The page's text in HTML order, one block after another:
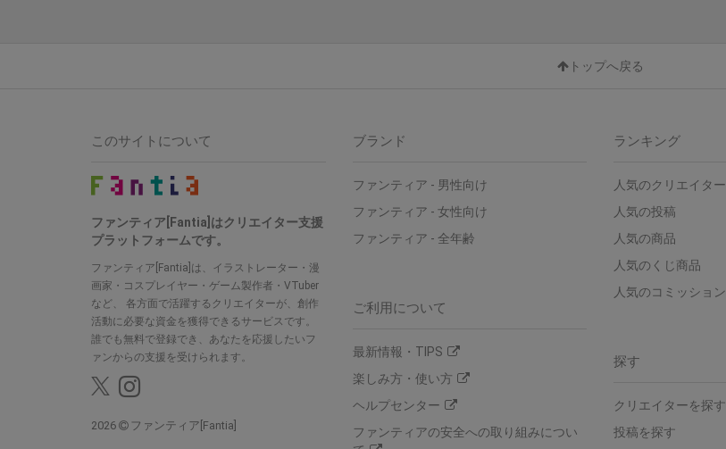
トップへ戻る
ブランド
ファンティア - 男性向け
ファンティア - 女性向け
ファンティア - 全年齢
ご利用について
最新情報・TIPS
楽しみ方・使い方
ヘルプセンター
ファンティアの安全への取り組みについ
ランキング
人気のクリエイター
人気の投稿
人気の商品
人気のくじ商品
人気のコミッション
探す
クリエイターを探す
投稿を探す
このサイトについて
ファンティア[Fantia]はクリエイター支援
プラットフォームです。
ファンティア[Fantia]は、イラストレーター・漫
画家・コスプレイヤー・ゲーム製作者・VTuber
など、 各方面で活躍するクリエイターが、創作
活動に必要な資金を獲得できるサービスです。
誰でも無料で登録でき、あなたを応援したいフ
ァンからの支援を受けられます。
2026 ファンティア[Fantia]